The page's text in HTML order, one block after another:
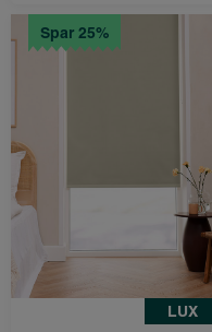
Spar 25%
LUX